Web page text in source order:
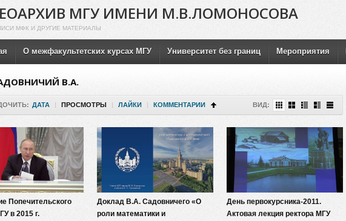
МГУ ИМЕНИ М.В.ЛОМОНОСОВА
МФК И ДРУГИЕ МАТЕРИАЛЫ
О межфакультетских курсах МГУ Университет без границ Мероприятия
В.А.
ДАТА | ПРОСМОТРЫ | ЛАЙКИ | КОММЕНТАРИИ ВИД:
Попечительского
в 2015 г.
Доклад В.А. Садовничего «О
роли математики и
День первокурсника-2011.
Актовая лекция ректора МГУ